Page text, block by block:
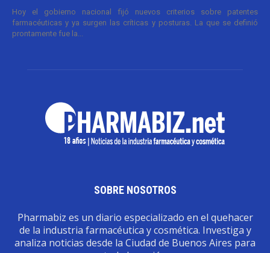
Hoy el gobierno nacional fijó nuevos criterios sobre patentes
farmacéuticas y ya surgen las críticas y posturas. La que se definió
prontamente fue la...
SOBRE NOSOTROS
Pharmabiz es un diario especializado en el quehacer
de la industria farmacéutica y cosmética. Investiga y
analiza noticias desde la Ciudad de Buenos Aires para